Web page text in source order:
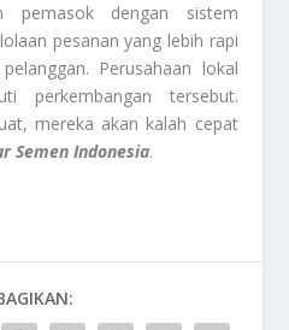
pemasok dengan sistem
pesanan yang lebih rapi
Perusahaan lokal
perkembangan tersebut.
mereka akan kalah cepat
Semen Indonesia.